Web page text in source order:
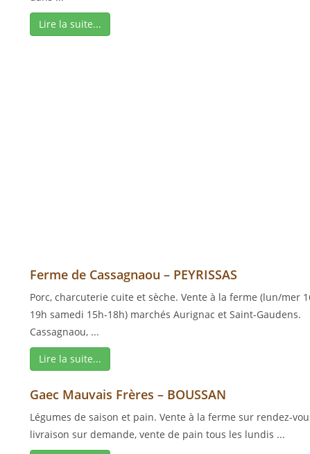
Lire la suite...
Ferme de Cassagnaou – PEYRISSAS
Porc, charcuterie cuite et sèche. Vente à la ferme (lun/mer
19h samedi 15h-18h) marchés Aurignac et Saint-Gaudens.
Cassagnaou, ...
Lire la suite...
Gaec Mauvais Frères – BOUSSAN
Légumes de saison et pain. Vente à la ferme sur rendez-
livraison sur demande, vente de pain tous les lundis ...